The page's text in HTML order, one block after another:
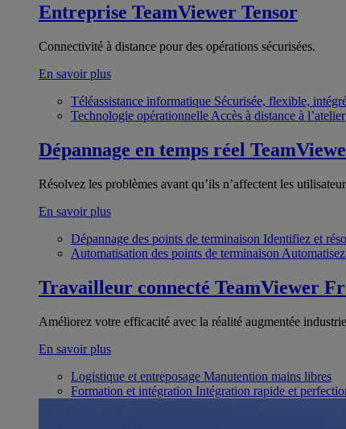
Entreprise TeamViewer Tensor
Connectivité à distance pour des opérations sécurisées.
En savoir plus
Téléassistance informatique Sécurisée, flexible,
Technologie opérationnelle Accès à distance à l’atelier
Dépannage en temps réel
Résolvez les problèmes avant qu’ils n’affectent les
En savoir plus
Dépannage des points de terminaison Identifiez et
Automatisation des points de terminaison
Travailleur connecté TeamViewer
Améliorez votre efficacité avec la réalité augmentée
En savoir plus
Logistique et entreposage Manutention mains libres
Formation et intégration Intégration rapide et